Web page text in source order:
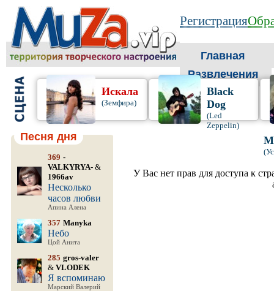
Регистрация
Главная
Развлечения
Искала
(Земфира)
Black
Dog
(Led
Zeppelin)
Песня дня
369 -
VALKYRYA- &
1966av
Несколько
часов любви
Апина Алена
357 Manyka
Небо
Цой Анита
285 gros-valer
& VLODEK
Я вспоминаю
Марский Валерий
У Вас нет прав для доступа к